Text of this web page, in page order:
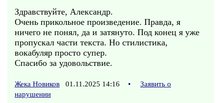
Здравствуйте, Александр.
Очень прикольное произведение. Правда, я
ничего не понял, да и затянуто. Под конец я уже
пропускал части текста. Но стилистика,
вокабуляр просто супер.
Спасибо за удовольствие.
Жека Новиков 01.11.2025 14:16 •
Заявить о
нарушении